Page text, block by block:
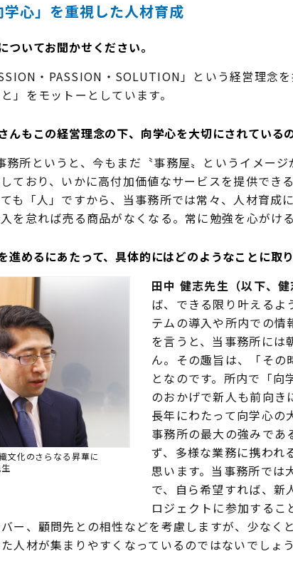
学心」を重視した人材育成
ついてお聞かせください。
・PASSION・SOLUTION」という経営理念を
」をモットーとしています。
んもこの経営理念の下、向学心を大切にされている
所というと、今もまだ〝事務屋〟というイメー
ており、いかに高付加価値なサービスを提供でき
も「人」ですから、当事務所では常々、人材育成
を怠れば売る商品がなくなる。常に勉強を心がけ
進めるにあたって、具体的にはどのようなことに取
文化のさらなる昇華に
田中 健志先生（以下、健
ば、できる限り叶えるよ
テムの導入や所内での情
を言うと、当事務所には
ん。その趣旨は、「その
となのです。所内で「向
のおかげで新人も前向き
長年にわたって向学心の
事務所の最大の強みで
ず、多様な業務に携われ
思います。当事務所では
で、自ら希望すれば、新
ロジェクトに参加するこ
ー、顧問先との相性などを考慮しますが、少なく
人材が集まりやすくなっているのではないでしょう